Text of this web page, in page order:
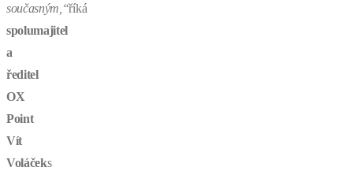
současným,“říká
spolumajitel
a
ředitel
OX
Point
Vít
Voláčeks